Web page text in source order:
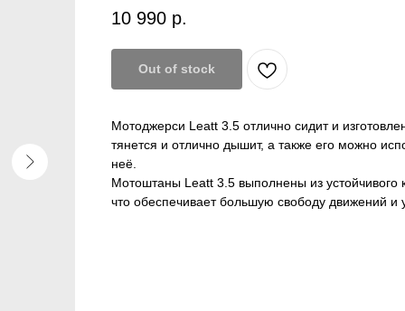
10 990 р.
Out of stock
Мотоджерси Leatt 3.5 отлично сидит и
тянется и отлично дышит, а также его можно
неё.
Мотоштаны Leatt 3.5 выполнены из устойчивого
что обеспечивает большую свободу движений и